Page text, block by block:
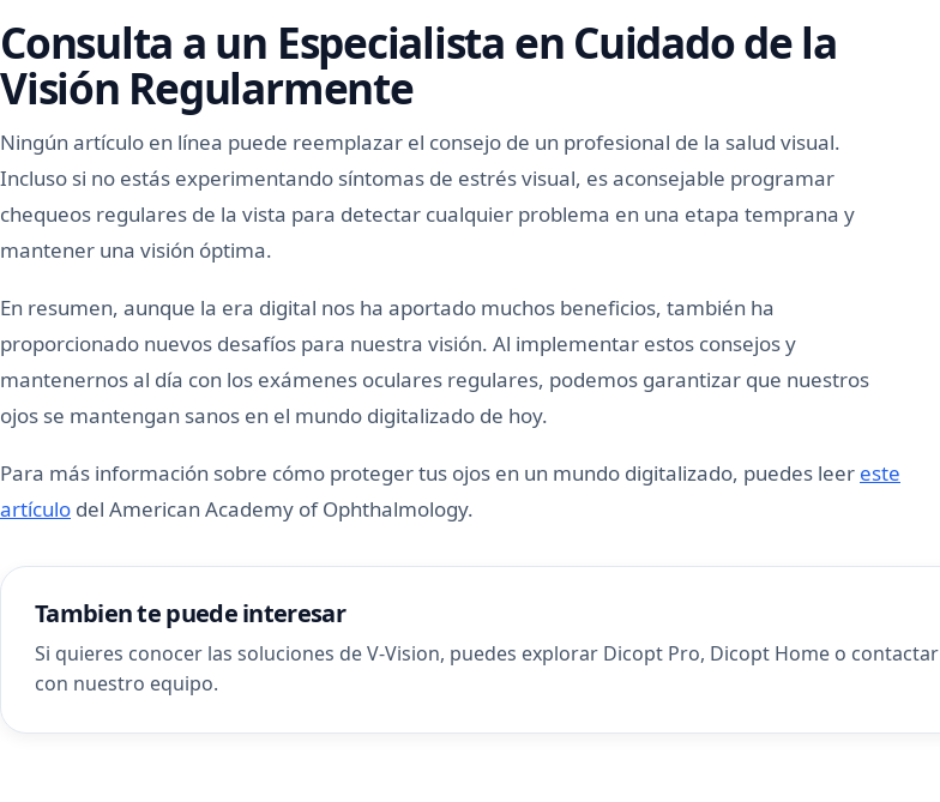
Consulta a un Especialista en Cuidado de la
Visión Regularmente
Ningún artículo en línea puede reemplazar el consejo de un profesional de la salud visual.
Incluso si no estás experimentando síntomas de estrés visual, es aconsejable programar
chequeos regulares de la vista para detectar cualquier problema en una etapa temprana y
mantener una visión óptima.
En resumen, aunque la era digital nos ha aportado muchos beneficios, también ha
proporcionado nuevos desafíos para nuestra visión. Al implementar estos consejos y
mantenernos al día con los exámenes oculares regulares, podemos garantizar que nuestros
ojos se mantengan sanos en el mundo digitalizado de hoy.
Para más información sobre cómo proteger tus ojos en un mundo digitalizado, puedes leer este
artículo del American Academy of Ophthalmology.
Tambien te puede interesar
Si quieres conocer las soluciones de V-Vision, puedes explorar Dicopt Pro, Dicopt Home o contactar
con nuestro equipo.